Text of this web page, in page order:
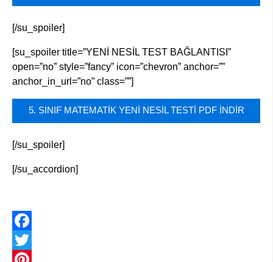
[/su_spoiler]
[su_spoiler title=”YENİ NESİL TEST BAĞLANTISI”
open=”no” style=”fancy” icon=”chevron” anchor=””
anchor_in_url=”no” class=””]
5. SINIF MATEMATİK YENİ NESİL TESTİ PDF İNDİR
[/su_spoiler]
[/su_accordion]
Facebook
Twitter